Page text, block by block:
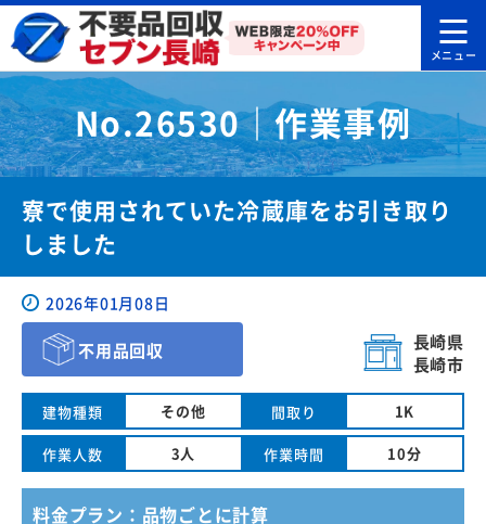
No.26530｜作業事例
寮で使用されていた冷蔵庫をお引き取り
しました
2026年01月08日
不用品回収
長崎県
長崎市
建物種類 その他 間取り 1K
作業人数 3人 作業時間 10分
料金プラン：品物ごとに計算